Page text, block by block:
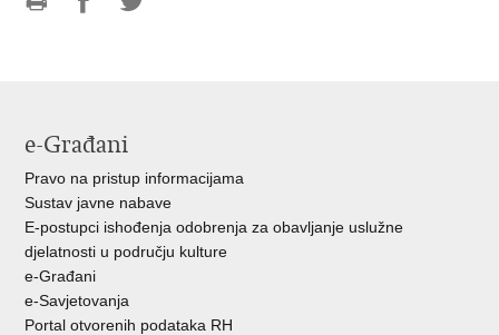
e-Građani
Pravo na pristup informacijama
Sustav javne nabave
E-postupci ishođenja odobrenja za obavljanje uslužne
djelatnosti u području kulture
e-Građani
e-Savjetovanja
Portal otvorenih podataka RH